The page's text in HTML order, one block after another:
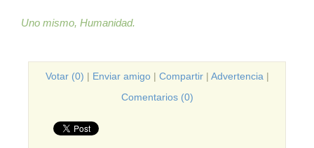
Uno mismo, Humanidad.
Votar (0) | Enviar amigo| Compartir| Advertencia |
Comentarios (0)